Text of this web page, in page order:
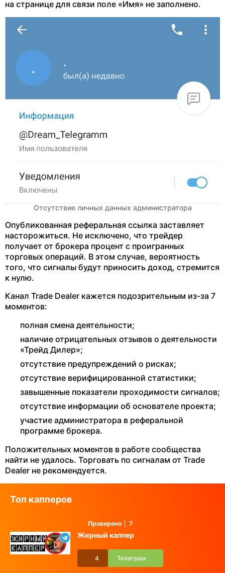
на странице для связи поле «Имя» не заполнено.
Отсутствие личных данных администратора
Опубликованная реферальная ссылка заставляет
насторожиться. Не исключено, что трейдер
получает от брокера процент с проигранных
торговых операций. В этом случае, вероятность
того, что сигналы будут приносить доход, стремится
к нулю.
Канал Trade Dealer кажется подозрительным из-за 7
моментов:
полная смена деятельности;
наличие отрицательных отзывов о деятельности
«Трейд Дилер»;
отсутствие предупреждений о рисках;
отсутствие верифицированной статистики;
завышенные показатели проходимости сигналов;
отсутствие информации об основателе проекта;
участие администратора в реферальной
программе брокера.
Положительных моментов в работе сообщества
найти не удалось. Торговать по сигналам от Trade
Dealer не рекомендуется.
Топ капперов
Проверено 7
Жирный каппер
4 Телеграм